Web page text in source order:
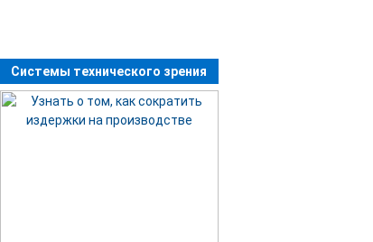
Системы технического зрения